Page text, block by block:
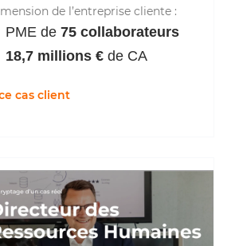
de l’entreprise cliente :
PME de 75 collaborateurs
18,7 millions €de CA
cas client